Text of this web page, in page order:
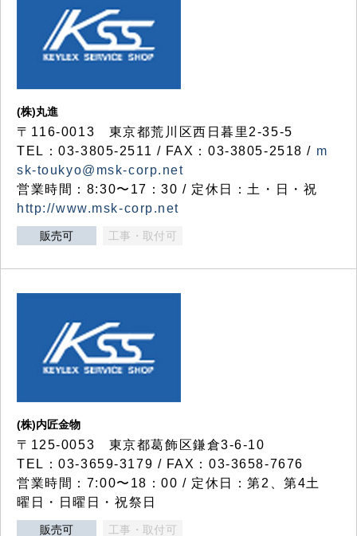
(株)丸進
〒116-0013 東京都荒川区西日暮里2-35-5
TEL：03-3805-2511 / FAX：03-3805-2518 / m
sk-toukyo@msk-corp.net
営業時間：8:30〜17：30 / 定休日：土・日・祝
http://www.msk-corp.net
販売可 工事・取付可
(株)内匠金物
〒125-0053 東京都葛飾区鎌倉3-6-10
TEL：03-3659-3179 / FAX：03-3658-7676
営業時間：7:00〜18：00 / 定休日：第2、第4土
曜日・日曜日・祝祭日
販売可 工事・取付可